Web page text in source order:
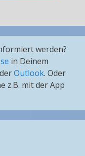
werden?
in Deinem
Outlook. Oder
z.B. mit der App